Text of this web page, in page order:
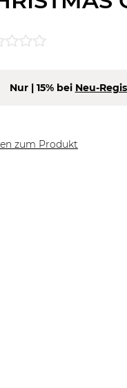
Nur | 15% bei Neu-
zum Produkt